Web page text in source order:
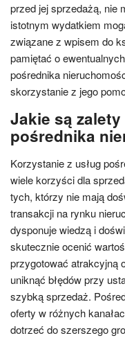
przed jej sprzedażą, nie
istotnym wydatkiem
związane z wpisem do
pamiętać o
pośrednika
skorzystanie z jego
Jakie są
pośrednika
Korzystanie z usług
wiele korzyści dla
tych, którzy nie mają
transakcji na rynku
dysponuje wiedzą i
skutecznie ocenić
przygotować atrakcyjną
uniknąć błędów przy
szybką sprzedaż.
oferty w różnych
dotrzeć do szerszego